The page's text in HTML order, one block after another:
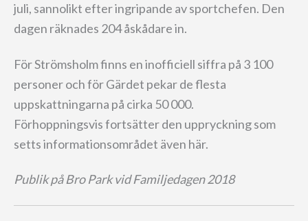
juli, sannolikt efter ingripande av sportchefen. Den
dagen räknades 204 åskådare in.
För Strömsholm finns en inofficiell siffra på 3 100
personer och för Gärdet pekar de flesta
uppskattningarna på cirka 50 000.
Förhoppningsvis fortsätter den uppryckning som
setts informationsområdet även här.
Publik på Bro Park vid Familjedagen 2018